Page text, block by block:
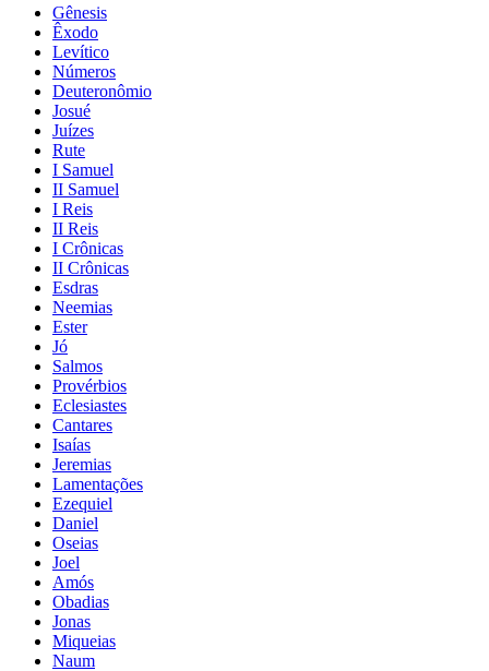
Gênesis
Êxodo
Levítico
Números
Deuteronômio
Josué
Juízes
Rute
I Samuel
II Samuel
I Reis
II Reis
I Crônicas
II Crônicas
Esdras
Neemias
Ester
Jó
Salmos
Provérbios
Eclesiastes
Cantares
Isaías
Jeremias
Lamentações
Ezequiel
Daniel
Oseias
Joel
Amós
Obadias
Jonas
Miqueias
Naum